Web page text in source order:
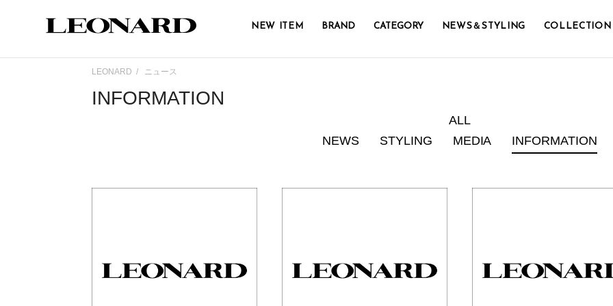
NEW ITEM BRAND CATEGORY NEWS＆STYLING COLLECTION
LEONARD ニュース
INFORMATION
ALL
NEWS
STYLING MEDIA INFORMATION